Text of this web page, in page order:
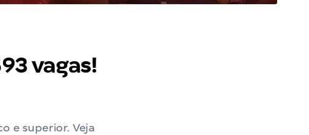
vagas!
e superior. Veja